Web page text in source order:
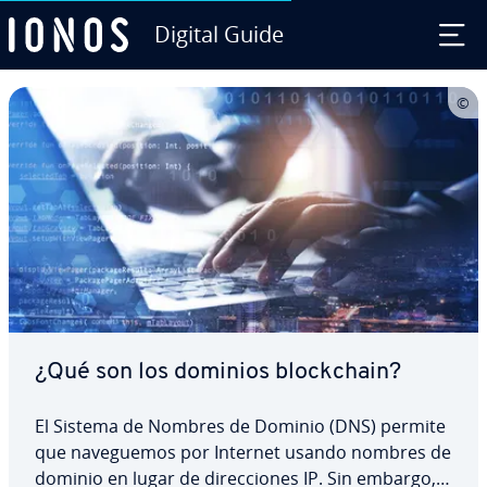
Digital Guide
¿Qué son los dominios blo­c­k­chain?
El Sistema de Nombres de Dominio (DNS) permite
que na­ve­gue­mos por Internet usando nombres de
dominio en lugar de di­re­c­cio­nes IP. Sin embargo,